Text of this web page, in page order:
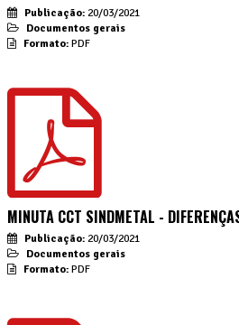
Publicação: 20/03/2021
Documentos gerais
Formato: PDF
MINUTA CCT SINDMETAL -
Publicação: 20/03/2021
Documentos gerais
Formato: PDF